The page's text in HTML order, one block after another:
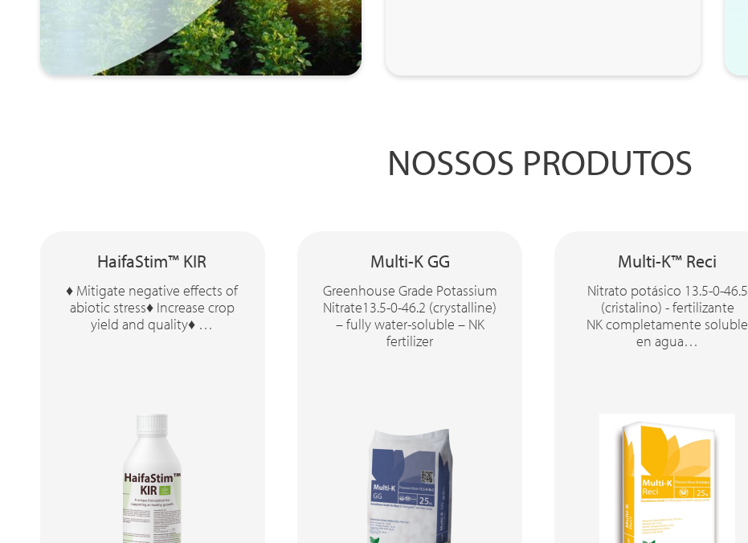
NOSSOS PRODUTOS
HaifaStim™ KIR
♦ Mitigate negative effects of
abiotic stress♦ Increase crop
yield and quality♦ …
Multi-K GG
Greenhouse Grade Potassium
Nitrate13.5-0-46.2 (crystalline)
– fully water-soluble – NK
fertilizer
Multi-K™ Reci
Nitrato potásico 13.5-0-46.5
(cristalino) - fertilizante
NK completamente soluble
en agua…